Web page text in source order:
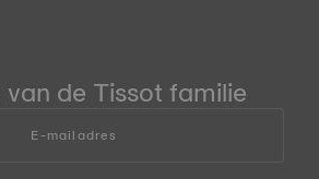
de Tissot familie
E-mailadres